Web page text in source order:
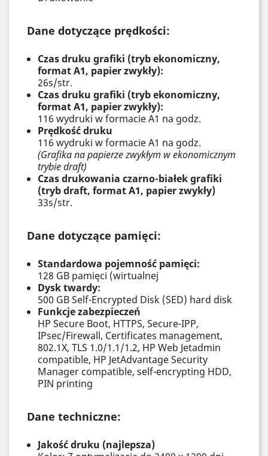
Dane dotyczące prędkości:
Czas druku grafiki (tryb ekonomiczny,
format A1, papier zwykły):
26s/str.
Czas druku grafiki (tryb ekonomiczny,
format A1, papier zwykły):
116 wydruki w formacie A1 na godz.
Prędkość druku
116 wydruki w formacie A1 na godz.
(Grafika na papierze zwykłym w ekonomicznym
trybie draft)
Czas drukowania czarno-białek grafiki
(tryb draft, format A1, papier zwykły)
33s/str.
Dane dotyczące pamięci:
Standardowa pojemność pamięci:
128 GB pamięci (wirtualnej
Dysk twardy:
500 GB Self-Encrypted Disk (SED) hard disk
Funkcje zabezpieczeń
HP Secure Boot, HTTPS, Secure-IPP,
IPsec/Firewall, Certificates management,
802.1X, TLS 1.0/1.1/1.2, HP Web Jetadmin
compatible, HP JetAdvantage Security
Manager compatible, self-encrypting HDD,
PIN printing
Dane techniczne:
Jakość druku (najlepsza)